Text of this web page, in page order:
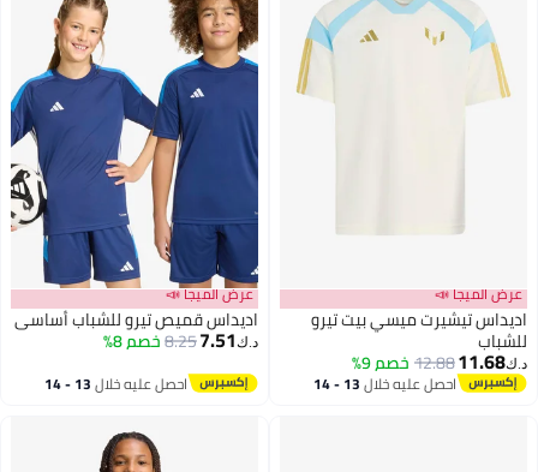
عرض الميجا 📣
اديداس تيشيرت ميسي بيت تيرو
للشباب
د.ك‏11.68
12.88خصم 9%
احصل عليه خلال 13 - 14
اغسطس
عرض الميجا 📣
اديداس قميص تيرو للشباب أساسي
د.ك‏7.51
8.25خصم 8%
احصل عليه خلال 13 - 14
اغسطس